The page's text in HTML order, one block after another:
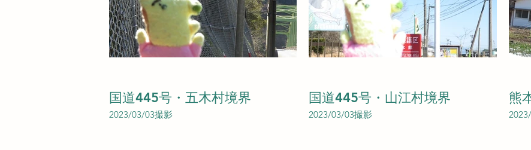
国道445号・五木村境界
2023/03/03撮影
国道445号・山江村境界
2023/03/03撮影
熊